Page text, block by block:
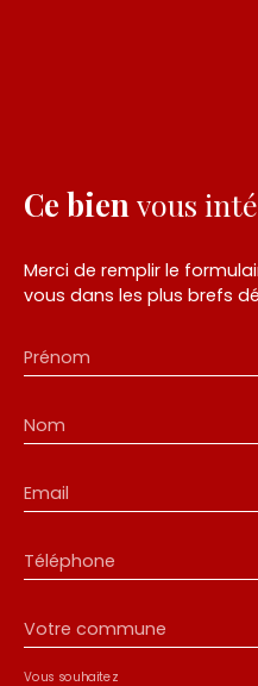
Ce bien vous
Merci de remplir le
vous dans les plus brefs
Prénom
Nom
Email
Téléphone
Votre commune
Vous souhaitez